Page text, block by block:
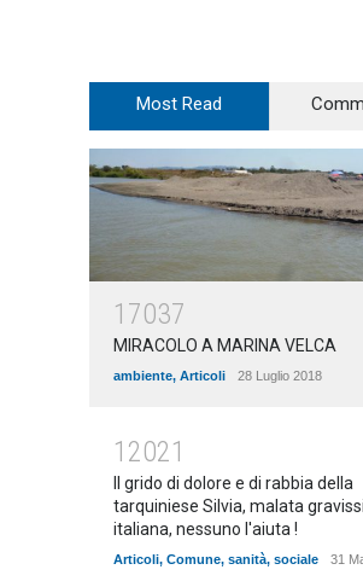
Most Read
17037
MIRACOLO A MARINA VELCA
ambiente, Articoli 28 Luglio 2018
12021
Il grido di dolore e di rabbia della
tarquiniese Silvia, malata
italiana, nessuno l'aiuta !
Articoli, Comune, sanità, sociale 31